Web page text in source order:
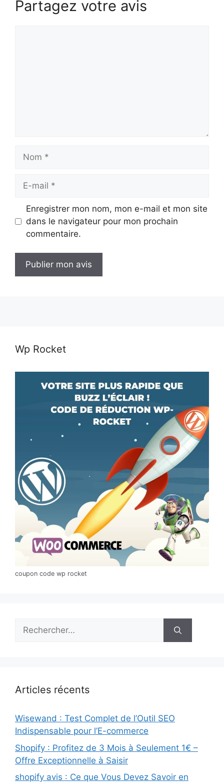
Partagez votre avis
mail
Enregistrer mon nom, mon e-mail et mon site
dans le navigateur pour mon prochain
commentaire.
Wp Rocket
coupon code wp rocket
Rechercher :
Articles récents
Wisewand : Test Complet de l’Outil SEO
Indispensable pour l’E-commerce
Shopify : Profitez de 3 Mois à Seulement 1€ –
Offre Exceptionnelle à Saisir
shopify avis : Ce que Vous Devez Savoir en